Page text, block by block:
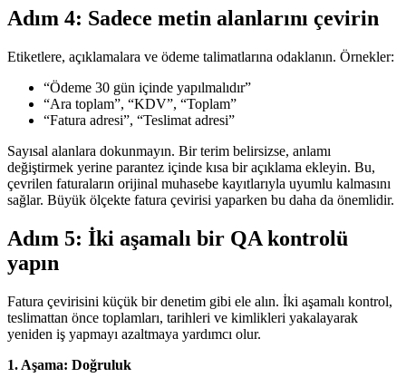
Adım 4: Sadece metin alanlarını çevirin
Etiketlere, açıklamalara ve ödeme talimatlarına odaklanın. Örnekler:
“Ödeme 30 gün içinde yapılmalıdır”
“Ara toplam”, “KDV”, “Toplam”
“Fatura adresi”, “Teslimat adresi”
Sayısal alanlara dokunmayın. Bir terim belirsizse, anlamı
değiştirmek yerine parantez içinde kısa bir açıklama ekleyin. Bu,
çevrilen faturaların orijinal muhasebe kayıtlarıyla uyumlu kalmasını
sağlar. Büyük ölçekte fatura çevirisi yaparken bu daha da önemlidir.
Adım 5: İki aşamalı bir QA kontrolü
yapın
Fatura çevirisini küçük bir denetim gibi ele alın. İki aşamalı kontrol,
teslimattan önce toplamları, tarihleri ve kimlikleri yakalayarak
yeniden iş yapmayı azaltmaya yardımcı olur.
1. Aşama: Doğruluk